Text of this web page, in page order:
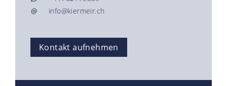
@
info@kiermeir.ch
Kontakt aufnehmen